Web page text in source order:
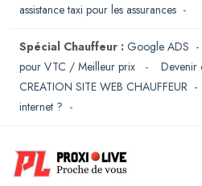
assistance taxi pour les assurances -
Spécial Chauffeur : Google ADS
pour VTC / Meilleur prix
- Devenir
CREATION SITE WEB CHAUFFEUR -
internet ? -